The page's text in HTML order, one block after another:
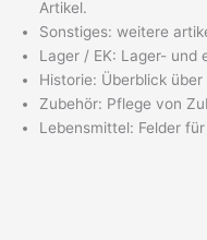
Artikel.
Sonstiges: weitere
Lager / EK: Lager- und
Historie: Überblick
Zubehör: Pflege von
Lebensmittel: Felder